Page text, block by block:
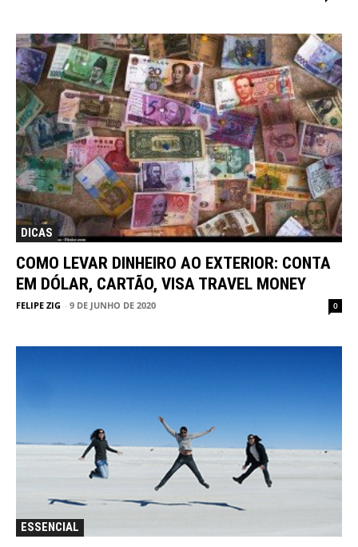
DICAS
COMO LEVAR DINHEIRO AO EXTERIOR: CONTA
EM DÓLAR, CARTÃO, VISA TRAVEL MONEY
FELIPE ZIG - 9 DE JUNHO DE 2020 0
ESSENCIAL